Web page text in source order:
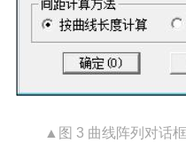
▲图 3 曲线阵列对话框